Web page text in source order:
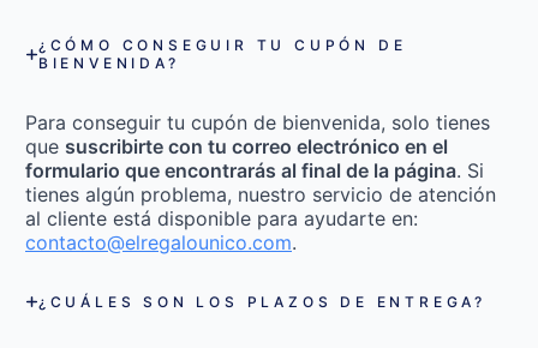
¿CÓMO CONSEGUIR TU CUPÓN DE
BIENVENIDA?
Para conseguir tu cupón de bienvenida, solo tienes
que suscribirte con tu correo electrónico en el
formulario que encontrarás al final de la página. Si
tienes algún problema, nuestro servicio de atención
al cliente está disponible para ayudarte en:
contacto@elregalounico.com.
¿CUÁLES SON LOS PLAZOS DE ENTREGA?